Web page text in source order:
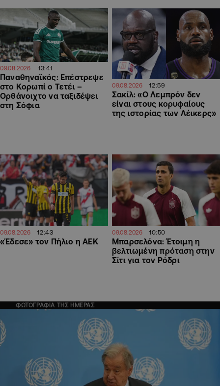
09.08.2026 13:41
Παναθηναϊκός: Επέστρεψε
στο Κορωπί ο Τετέι –
Ορθάνοιχτο να ταξιδέψει
στη Σόφια
09.08.2026 12:59
Σακίλ: «Ο Λεμπρόν δεν
είναι στους κορυφαίους
της ιστορίας των Λέικερς»
09.08.2026 12:43
«Έδεσε» τον Πήλιο η ΑΕΚ
09.08.2026 10:50
Μπαρσελόνα: Έτοιμη η
βελτιωμένη πρόταση στην
Σίτι για τον Ρόδρι
ΦΩΤΟΓΡΑΦΙΑ ΤΗΣ ΗΜΕΡΑΣ